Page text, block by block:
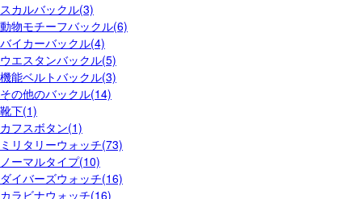
スカルバックル(3)
動物モチーフバックル(6)
バイカーバックル(4)
ウエスタンバックル(5)
機能ベルトバックル(3)
その他のバックル(14)
靴下(1)
カフスボタン(1)
ミリタリーウォッチ(73)
ノーマルタイプ(10)
ダイバーズウォッチ(16)
カラビナウォッチ(16)